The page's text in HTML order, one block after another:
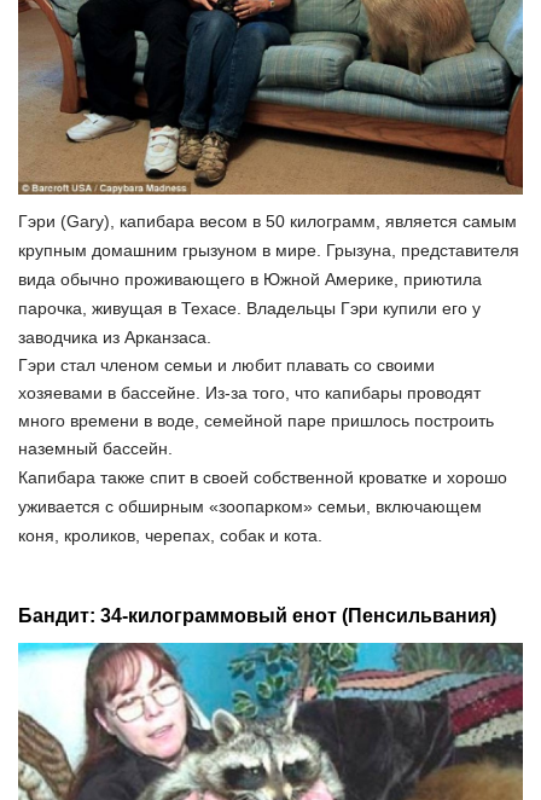
Гэри (Gary), капибара весом в 50 килограмм, является самым
крупным домашним грызуном в мире. Грызуна, представителя
вида обычно проживающего в Южной Америке, приютила
парочка, живущая в Техасе. Владельцы Гэри купили его у
заводчика из Арканзаса.
Гэри стал членом семьи и любит плавать со своими
хозяевами в бассейне. Из-за того, что капибары проводят
много времени в воде, семейной паре пришлось построить
наземный бассейн.
Капибара также спит в своей собственной кроватке и хорошо
уживается с обширным «зоопарком» семьи, включающем
коня, кроликов, черепах, собак и кота.
Бандит: 34-килограммовый енот (Пенсильвания)